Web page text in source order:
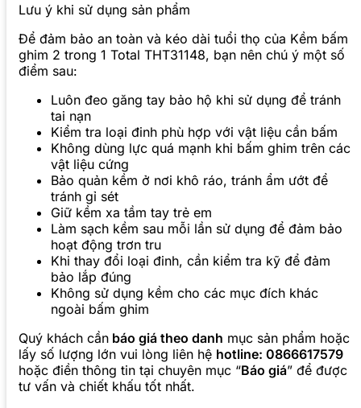
Lưu ý khi sử dụng sản phẩm
Để đảm bảo an toàn và kéo dài tuổi thọ của Kềm bấm
ghim 2 trong 1 Total THT31148, bạn nên chú ý một số
điểm sau:
Luôn đeo găng tay bảo hộ khi sử dụng để tránh
tai nạn
Kiểm tra loại đinh phù hợp với vật liệu cần bấm
Không dùng lực quá mạnh khi bấm ghim trên các
vật liệu cứng
Bảo quản kềm ở nơi khô ráo, tránh ẩm ướt để
tránh gỉ sét
Giữ kềm xa tầm tay trẻ em
Làm sạch kềm sau mỗi lần sử dụng để đảm bảo
hoạt động trơn tru
Khi thay đổi loại đinh, cần kiểm tra kỹ để đảm
bảo lắp đúng
Không sử dụng kềm cho các mục đích khác
ngoài bấm ghim
Quý khách cần báo giá theo danh mục sản phẩm hoặc
lấy số lượng lớn vui lòng liên hệ hotline: 0866617579
hoặc điền thông tin tại chuyên mục “Báo giá” để được
tư vấn và chiết khấu tốt nhất.